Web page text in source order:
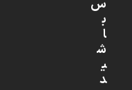
س
ب
ا
ش
ی
د